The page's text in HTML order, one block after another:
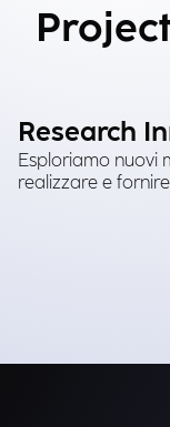
Research
Esploriamo nuovi
realizzare e